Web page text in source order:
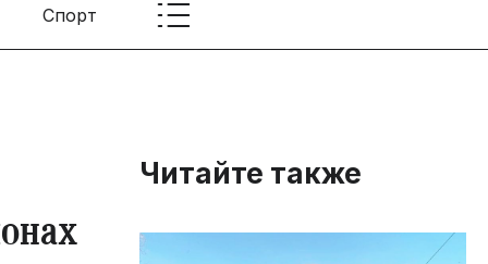
Спорт
Читайте также